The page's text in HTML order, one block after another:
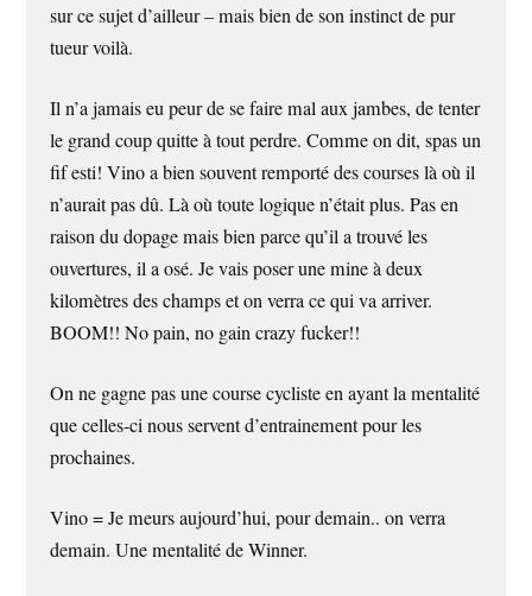
sur ce sujet d’ailleur – mais bien de son instinct de pur
tueur voilà.
Il n’a jamais eu peur de se faire mal aux jambes, de tenter
le grand coup quitte à tout perdre. Comme on dit, spas un
fif esti! Vino a bien souvent remporté des courses là où il
n’aurait pas dû. Là où toute logique n’était plus. Pas en
raison du dopage mais bien parce qu’il a trouvé les
ouvertures, il a osé. Je vais poser une mine à deux
kilomètres des champs et on verra ce qui va arriver.
BOOM!! No pain, no gain crazy fucker!!
On ne gagne pas une course cycliste en ayant la mentalité
que celles-ci nous servent d’entrainement pour les
prochaines.
Vino = Je meurs aujourd’hui, pour demain.. on verra
demain. Une mentalité de Winner.